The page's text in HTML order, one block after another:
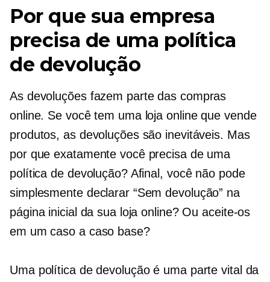
Por que sua empresa
precisa de uma política
de devolução
As devoluções fazem parte das compras
online. Se você tem uma loja online que vende
produtos, as devoluções são inevitáveis. Mas
por que exatamente você precisa de uma
política de devolução? Afinal, você não pode
simplesmente declarar “Sem devolução” na
página inicial da sua loja online? Ou aceite-os
em umcaso a caso base?
Uma política de devolução é uma parte vital da